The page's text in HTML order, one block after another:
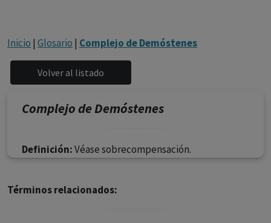
Inicio | Glosario | Complejo de Demóstenes
Complejo de Demóstenes
Definición:Véase sobrecompensación.
Términos relacionados: